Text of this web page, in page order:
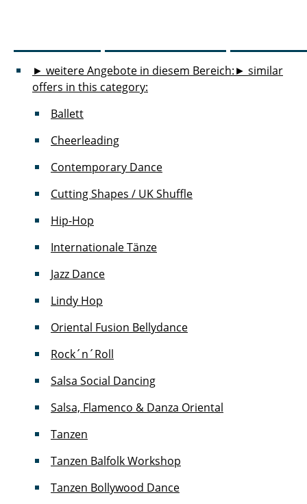
► weitere Angebote in diesem Bereich:► similar
offers in this category:
Ballett
Cheerleading
Contemporary Dance
Cutting Shapes / UK Shuffle
Hip-Hop
Internationale Tänze
Jazz Dance
Lindy Hop
Oriental Fusion Bellydance
Rock´n´Roll
Salsa Social Dancing
Salsa, Flamenco & Danza Oriental
Tanzen
Tanzen Balfolk Workshop
Tanzen Bollywood Dance